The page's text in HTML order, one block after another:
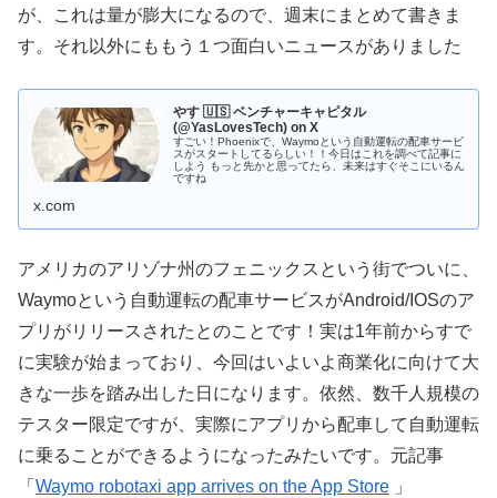
が、これは量が膨大になるので、週末にまとめて書きま
す。それ以外にももう１つ面白いニュースがありました
やす 🇺🇸 ベンチャーキャピタル
(@YasLovesTech) on X
すごい！Phoenixで、Waymoという自動運転の配車サービ
スがスタートしてるらしい！！今日はこれを調べて記事に
しよう もっと先かと思ってたら、未来はすぐそこにいるん
ですね
x.com
アメリカのアリゾナ州のフェニックスという街でついに、
Waymoという自動運転の配車サービスがAndroid/IOSのア
プリがリリースされたとのことです！実は1年前からすで
に実験が始まっており、今回はいよいよ商業化に向けて大
きな一歩を踏み出した日になります。依然、数千人規模の
テスター限定ですが、実際にアプリから配車して自動運転
に乗ることができるようになったみたいです。元記事
「 Waymo robotaxi app arrives on the App Store 」